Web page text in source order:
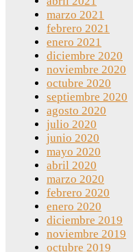
marzo 2021
febrero 2021
enero 2021
diciembre 2020
noviembre 2020
octubre 2020
septiembre 2020
agosto 2020
julio 2020
junio 2020
mayo 2020
abril 2020
marzo 2020
febrero 2020
enero 2020
diciembre 2019
noviembre 2019
octubre 2019